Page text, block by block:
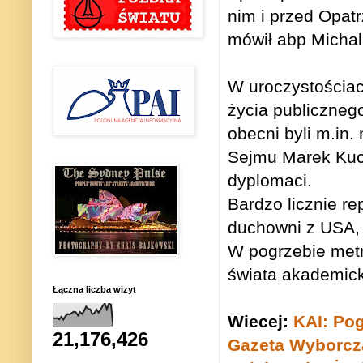
nim i przed
mówił abp
W
życia
obecni byli m.in.
Sejmu Marek
dyplomaci.
Bardzo licznie
duchowni z
W pogrzebie
świata
Wiecej: KAI:
Gazeta
Łączna liczba wizyt
21,176,426